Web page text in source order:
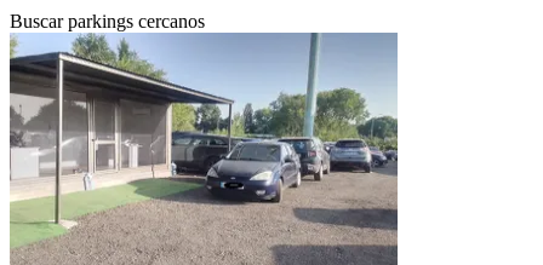
Buscar parkings cercanos